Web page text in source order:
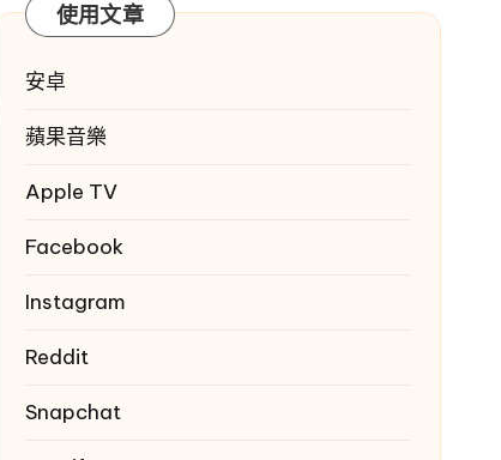
使用文章
安卓
蘋果音樂
Apple TV
Facebook
Instagram
Reddit
Snapchat